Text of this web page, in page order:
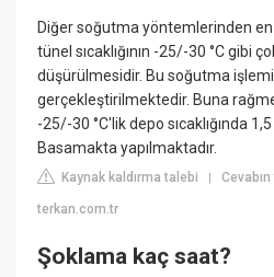
Diğer soğutma yöntemlerinden
tünel sıcaklığının -25/-30 °C gibi
düşürülmesidir. Bu soğutma
gerçekleştirilmektedir. Buna
-25/-30 °C'lik depo sıcaklığında
Basamakta yapılmaktadır.
Kaynak kaldırma talebi |
terkan.com.tr
Şoklama kaç saat?